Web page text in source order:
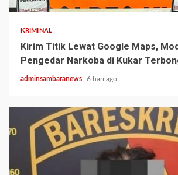
KRIMINAL
Kirim Titik Lewat Google Maps,
Pengedar Narkoba di Kukar
adminsambaranews 6 hari ago